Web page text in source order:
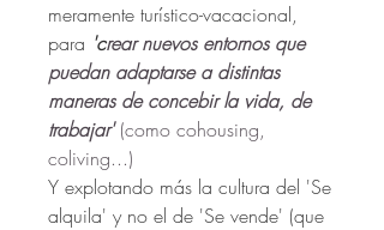
meramente turístico-vacacional,
para 'crear nuevos entornos que
puedan adaptarse a distintas
maneras de concebir la vida, de
trabajar' (como cohousing,
coliving...)
Y explotando más la cultura del 'Se
alquila' y no el de 'Se vende' (que